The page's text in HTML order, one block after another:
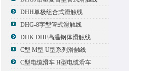
DHH单极组合式滑触线
DHG-8字型管式滑触线
DHK DHF高温钢体滑触线
C型 M型 U型系列滑触线
C型电缆滑车 H型电缆滑车